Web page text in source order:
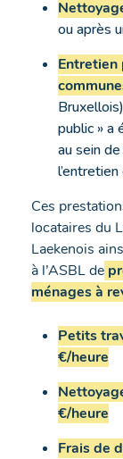
ou après
Entretien
public » a
au sein
Ces
locataires du
Laekenois
à l’ASBL de
ménages à
Petits
€/heure
€/heure
Frais de